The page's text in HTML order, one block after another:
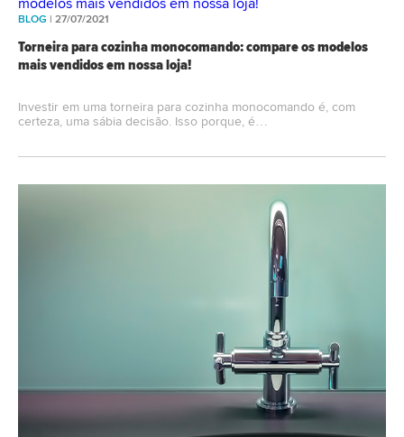
BLOG | 27/07/2021
Torneira para cozinha monocomando: compare os modelos
mais vendidos em nossa loja!
Investir em uma torneira para cozinha monocomando é, com
certeza, uma sábia decisão. Isso porque, é…